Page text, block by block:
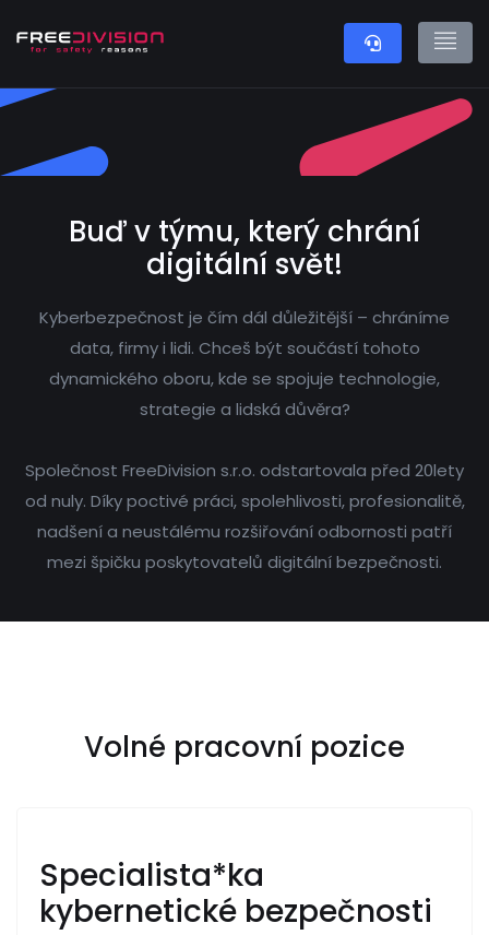
Buď v týmu, který chrání
digitální svět!
Kyberbezpečnost je čím dál důležitější – chráníme
data, firmy i lidi. Chceš být součástí tohoto
dynamického oboru, kde se spojuje technologie,
strategie a lidská důvěra?
Společnost FreeDivision s.r.o. odstartovala před 20lety
od nuly. Díky poctivé práci, spolehlivosti, profesionalitě,
nadšení a neustálému rozšiřování odbornosti patří
mezi špičku poskytovatelů digitální bezpečnosti.
Volné pracovní pozice
Specialista*ka
kybernetické bezpečnosti